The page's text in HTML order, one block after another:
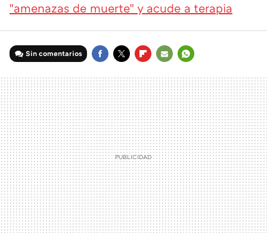
"amenazas de muerte" y acude a terapia
Sin comentarios
MAIL